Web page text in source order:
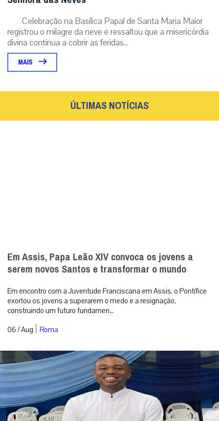
Celebração na Basílica Papal de Santa Maria Maior
registrou o milagre da neve e ressaltou que a misericórdia
divina continua a cobrir as feridas...
MAIS
ÚLTIMAS NOTÍCIAS
Em Assis, Papa Leão XIV convoca os jovens a
serem novos Santos e transformar o mundo
Em encontro com a Juventude Franciscana em Assis, o Pontífice
exortou os jovens a superarem o medo e a resignação,
construindo um futuro fundamen...
06 / Aug | Roma